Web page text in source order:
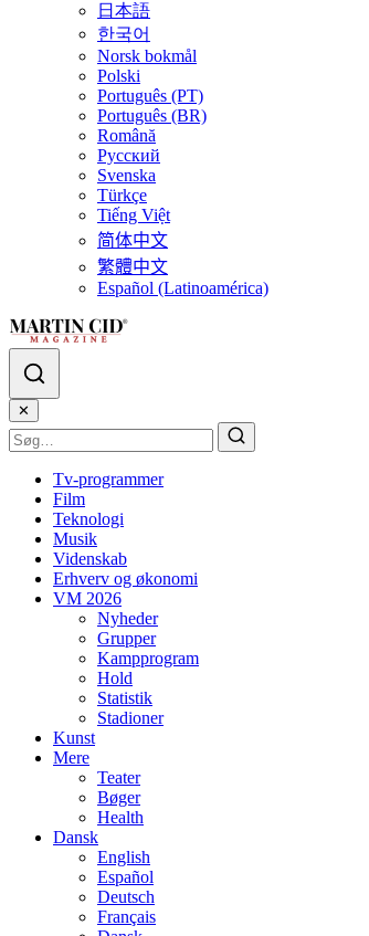
日本語
한국어
Norsk bokmål
Polski
Português (PT)
Português (BR)
Română
Русский
Svenska
Türkçe
Tiếng Việt
简体中文
繁體中文
Español (Latinoamérica)
✕
Tv-programmer
Film
Teknologi
Musik
Videnskab
Erhverv og økonomi
VM 2026
Nyheder
Grupper
Kampprogram
Hold
Statistik
Stadioner
Kunst
Mere
Teater
Bøger
Health
Dansk
English
Español
Deutsch
Français